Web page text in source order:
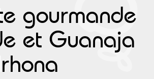
gourmande
et Guanaja